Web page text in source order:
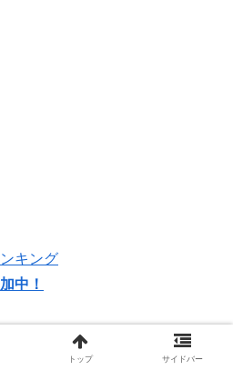
中！
トップ サイドバー